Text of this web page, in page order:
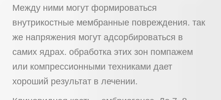
Между ними могут формироваться
внутрикостные мембранные повреждения. так
же напряжения могут адсорбироваться в
самих ядрах. обработка этих зон помпажем
или компрессионными техниками дает
хороший результат в лечении.